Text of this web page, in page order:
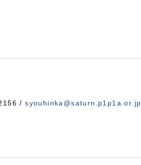
/syouhinka@saturn.p1p1a.or.jp